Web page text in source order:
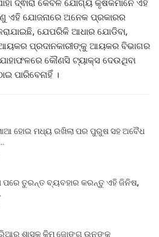
ଦ୍ଵାରା କେବଳ ଯୋଗ୍ୟ କୃଷକମାନେ ଏହି
ଏହି ଯୋଜନାରେ ଅନେକ ପ୍ରକାରର
ଯେପରିକି ଆଧାର ଯୋଡିବା,
ପ୍ରଦାନକାରୀଙ୍କୁ ଆୟକର ବିଭାଗର
କୌଣସି ଟ୍ୟାକ୍ସ ଦେଉଥିବା
ପାରିବେନାହିଁ ।
ହୋଇ ମଧ୍ୟ ରଖିଲା ପର ପୁରୁଷ ସହ ଅବୈଧ
ପରେ ତୁରନ୍ତ ବ୍ୟବହାର କରନ୍ତୁ ଏହି ଜିନିଷ,
ଶାସକ କିମ ଜୋଙ୍ଗ ଉନଙ୍କ